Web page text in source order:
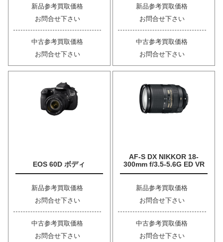
新品参考買取価格
お問合せ下さい
中古参考買取価格
お問合せ下さい
新品参考買取価格
お問合せ下さい
中古参考買取価格
お問合せ下さい
EOS 60D ボディ
新品参考買取価格
お問合せ下さい
中古参考買取価格
お問合せ下さい
AF-S DX NIKKOR 18-
300mm f/3.5-5.6G ED VR
新品参考買取価格
お問合せ下さい
中古参考買取価格
お問合せ下さい